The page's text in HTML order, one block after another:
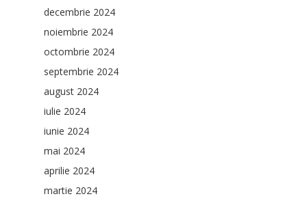
decembrie 2024
noiembrie 2024
octombrie 2024
septembrie 2024
august 2024
iulie 2024
iunie 2024
mai 2024
aprilie 2024
martie 2024